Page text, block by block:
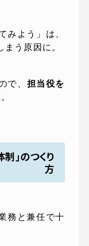
みよう」は、
う原因に。
で、 担当役を
」のつくり
方
務と兼任で十